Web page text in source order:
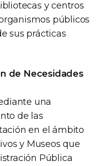
y centros
públicos
sus prácticas
de Necesidades
una
de las
en el ámbito
y Museos que
Pública